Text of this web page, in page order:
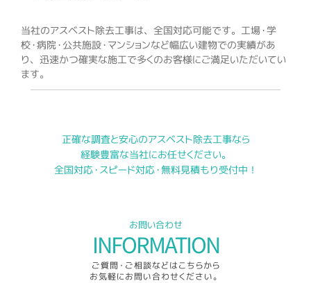
当社のアスベスト除去工事は、全国対応可能です。工場・学
校・病院・公共施設・マンションなど幅広い建物での実績があ
り、迅速かつ確実な施工で多くのお客様にご満足いただいてい
ます。
正確な調査と安心のアスベスト除去工事なら
経験豊富な当社にお任せください。
全国対応・スピード対応・無料見積もり受付中！
お問い合わせ
INFORMATION
ご質問・ご相談などはこちらから
お気軽にお問い合わせください。